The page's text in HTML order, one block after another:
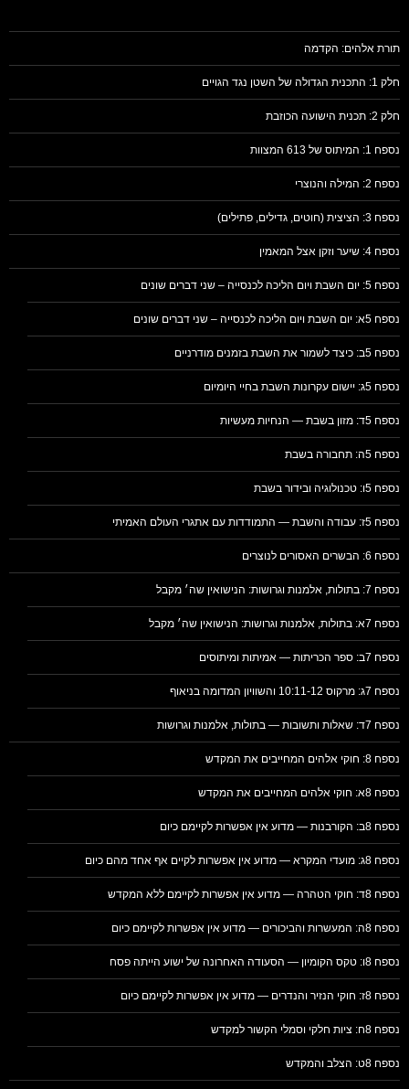
תורת אלהים: הקדמה
חלק 1: התכנית הגדולה של השטן נגד הגויים
חלק 2: תכנית הישועה הכוזבת
נספח 1: המיתוס של 613 המצוות
נספח 2: המילה והנוצרי
נספח 3: הציצית (חוטים, גדילים, פתילים)
נספח 4: שיער וזקן אצל המאמין
נספח 5: יום השבת ויום הליכה לכנסייה – שני דברים שונים
נספח 5א: יום השבת ויום הליכה לכנסייה – שני דברים שונים
נספח 5ב: כיצד לשמור את השבת בזמנים מודרניים
נספח 5ג: יישום עקרונות השבת בחיי היומיום
נספח 5ד: מזון בשבת — הנחיות מעשיות
נספח 5ה: תחבורה בשבת
נספח 5ו: טכנולוגיה ובידור בשבת
נספח 5ז: עבודה והשבת — התמודדות עם אתגרי העולם האמיתי
נספח 6: הבשרים האסורים לנוצרים
נספח 7: בתולות, אלמנות וגרושות: הנישואין שה׳ מקבל
נספח 7א: בתולות, אלמנות וגרושות: הנישואין שה׳ מקבל
נספח 7ב: ספר הכריתות — אמיתות ומיתוסים
נספח 7ג: מרקוס 10:11-12 והשוויון המדומה בניאוף
נספח 7ד: שאלות ותשובות — בתולות, אלמנות וגרושות
נספח 8: חוקי אלהים המחייבים את המקדש
נספח 8א: חוקי אלהים המחייבים את המקדש
נספח 8ב: הקורבנות — מדוע אין אפשרות לקיימם כיום
נספח 8ג: מועדי המקרא — מדוע אין אפשרות לקיים אף אחד מהם כיום
נספח 8ד: חוקי הטהרה — מדוע אין אפשרות לקיימם ללא המקדש
נספח 8ה: המעשרות והביכורים — מדוע אין אפשרות לקיימם כיום
נספח 8ו: טקס הקומיון — הסעודה האחרונה של ישוע הייתה פסח
נספח 8ז: חוקי הנזיר והנדרים — מדוע אין אפשרות לקיימם כיום
נספח 8ח: ציות חלקי וסמלי הקשור למקדש
נספח 8ט: הצלב והמקדש